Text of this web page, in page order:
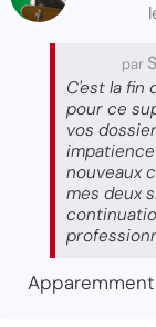
par
C'est la fin
pour ce
vos
nouveaux
mes deux